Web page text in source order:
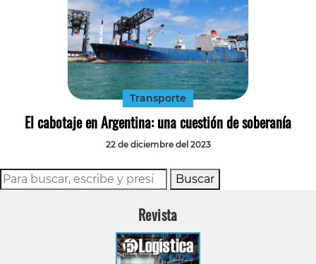
Transporte
El cabotaje en Argentina: una cuestión de soberanía
22 de diciembre del 2023
Buscar
Revista